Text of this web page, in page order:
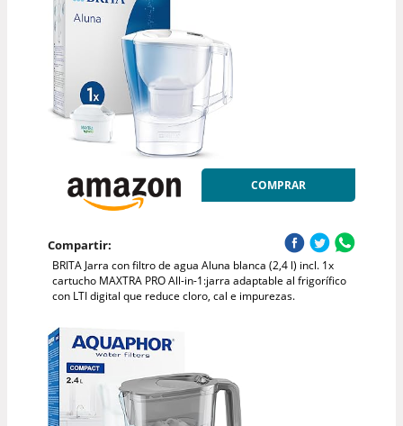
COMPRAR
Compartir:
BRITA Jarra con filtro de agua Aluna blanca (2,4 l) incl. 1x
cartucho MAXTRA PRO All-in-1:jarra adaptable al frigorífico
con LTI digital que reduce cloro, cal e impurezas.